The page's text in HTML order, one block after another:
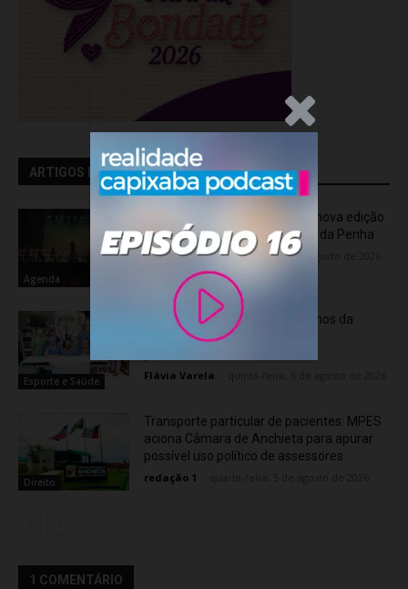
.Anúncio
ARTIGOS RELACIONADOS
Agenda
OCA Sinfônica é a atração da nova edição
do “Som na Sexta” em Jardim da Penha
Flávia Varela - sexta-feira, 7 de agosto de 2026
Esporte e Saúde
Rede hospitalar celebra seis anos da
cirurgia robótica com 1.845
Flávia Varela
Direito
Transporte particular de pacientes: MPES
aciona Câmara de Anchieta para apurar
possível uso político de assessores
redação 1
1 COMENTÁRIO